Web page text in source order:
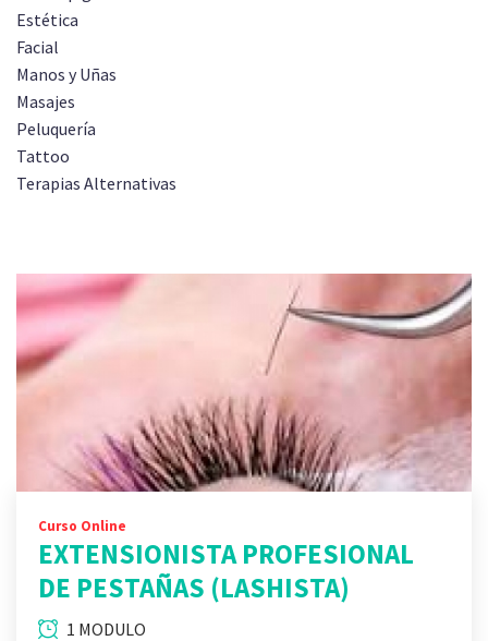
Estética
Facial
Manos y Uñas
Masajes
Peluquería
Tattoo
Terapias Alternativas
Curso Online
EXTENSIONISTA PROFESIONAL
DE PESTAÑAS (LASHISTA)
1 MODULO